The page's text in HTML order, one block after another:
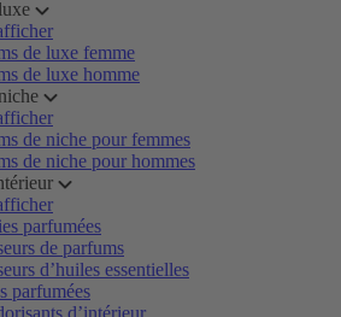
de luxe femme
de luxe homme
de niche pour femmes
de niche pour hommes
parfumées
de parfums
d’huiles essentielles
parfumées
d’intérieur